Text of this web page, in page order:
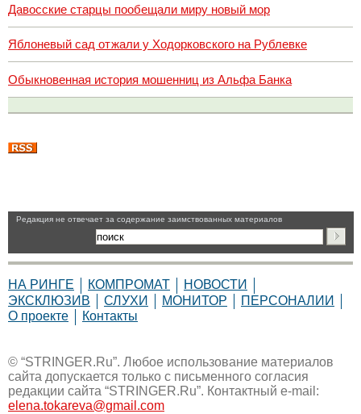
Давосские старцы пообещали миру новый мор
Яблоневый сад отжали у Ходорковского на Рублевке
Обыкновенная история мошенниц из Альфа Банка
Pедакция не отвечает за содержание заимствованных материалов
НА РИНГЕ КОМПРОМАТ
НОВОСТИ
ЭКСКЛЮЗИВ
СЛУХИ МОНИТОР
ПЕРСОНАЛИИ
О проекте
Контакты
© “STRINGER.Ru”. Любое использование материалов
сайта допускается только с письменного согласия
редакции сайта “STRINGER.Ru”. Контактный e-mail:
elena.tokareva@gmail.com